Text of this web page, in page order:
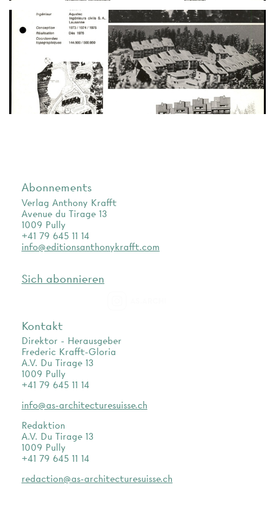
Abonnements
Verlag Anthony Krafft
Avenue du Tirage 13
1009 Pully
+41 79 645 11 14
info@editionsanthonykrafft.com
Sich abonnieren
Kontakt
Direktor - Herausgeber
Frederic Krafft-Gloria
A.V. Du Tirage 13
1009 Pully
+41 79 645 11 14
info@as-architecturesuisse.ch
Redaktion
A.V. Du Tirage 13
1009 Pully
+41 79 645 11 14
redaction@as-architecturesuisse.ch